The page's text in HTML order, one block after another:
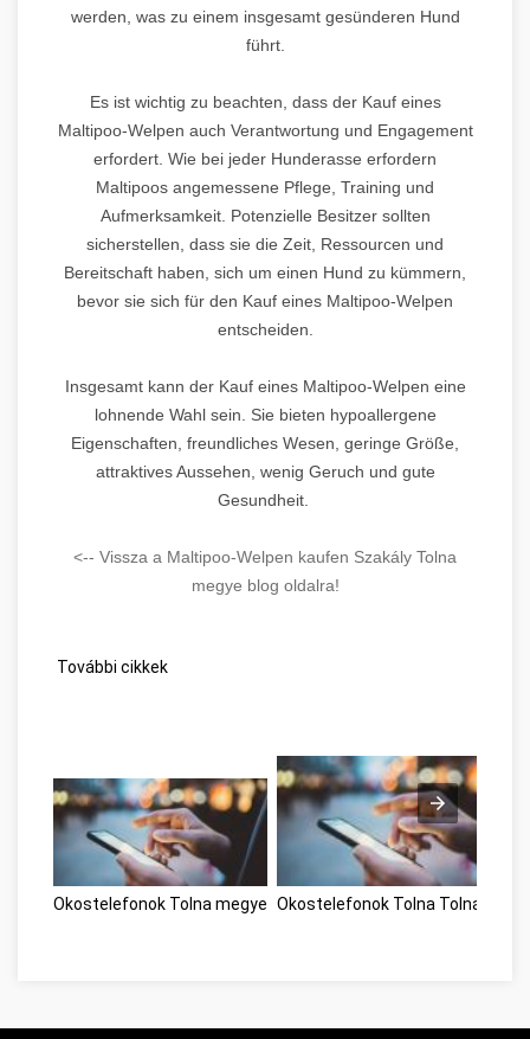
werden, was zu einem insgesamt gesünderen Hund
führt.
Es ist wichtig zu beachten, dass der Kauf eines
Maltipoo-Welpen auch Verantwortung und Engagement
erfordert. Wie bei jeder Hunderasse erfordern
Maltipoos angemessene Pflege, Training und
Aufmerksamkeit. Potenzielle Besitzer sollten
sicherstellen, dass sie die Zeit, Ressourcen und
Bereitschaft haben, sich um einen Hund zu kümmern,
bevor sie sich für den Kauf eines Maltipoo-Welpen
entscheiden.
Insgesamt kann der Kauf eines Maltipoo-Welpen eine
lohnende Wahl sein. Sie bieten hypoallergene
Eigenschaften, freundliches Wesen, geringe Größe,
attraktives Aussehen, wenig Geruch und gute
Gesundheit.
<-- Vissza a Maltipoo-Welpen kaufen Szakály Tolna
megye blog oldalra!
További cikkek
Okostelefonok Tolna megye Okostelefonok Tolna Tolna